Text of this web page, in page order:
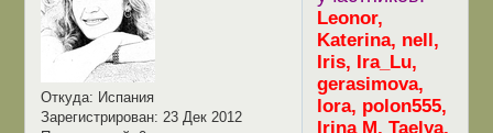
Откуда: Испания
Зарегистрирован: 23 Дек 2012
Leonor,
Katerina, nell,
Iris, Ira_Lu,
gerasimova,
lora, polon555,
Irina M, Taelya,